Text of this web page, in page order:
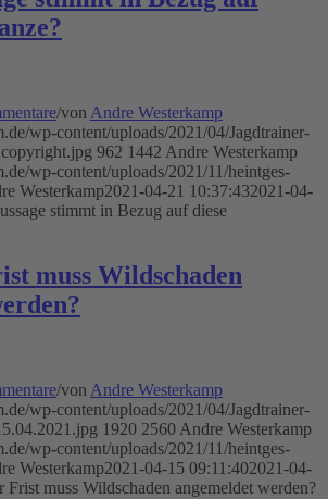
/von Andre Westerkamp
wp-content/uploads/2021/04/Jagdtrainer-
962 1442 Andre Westerkamp
wp-content/uploads/2021/11/heintges-
Westerkamp2021-04-21 10:37:432021-04-
stimmt in Bezug auf diese
muss Wildschaden
/von Andre Westerkamp
wp-content/uploads/2021/04/Jagdtrainer-
1920 2560 Andre Westerkamp
wp-content/uploads/2021/11/heintges-
Westerkamp2021-04-15 09:11:402021-04-
Frist muss Wildschaden angemeldet werden?